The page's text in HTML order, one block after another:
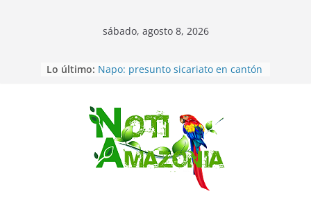
Saltar
sábado, agosto 8, 2026
Lo último: Napo: presunto sicariato en cantón
desaparecidos fueron encontrados
muertos en Puerto lopez
Sentencian a 34 años de prisión a
implicados en caso de Alison,
oriunda de Tena
Vozinha, el arquero sensación de
cabo Verde, ya llegó para